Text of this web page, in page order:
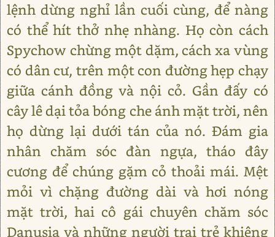
lệnh dừng nghỉ lần cuối cùng, để nàng
có thể hít thở nhẹ nhàng. Họ còn cách
Spychow chừng một dặm, cách xa vùng
có dân cư, trên một con đường hẹp chạy
giữa cánh đồng và nội cỏ. Gần đấy có
cây lê dại tỏa bóng che ánh mặt trời, nên
họ dừng lại dưới tán của nó. Đám gia
nhân chăm sóc đàn ngựa, tháo đây
cương để chúng gặm cỏ thoải mái. Mệt
mỏi vì chặng đường dài và hơi nóng
mặt trời, hai cô gái chuyên chăm sóc
Danusia và những người trai trẻ khiêng